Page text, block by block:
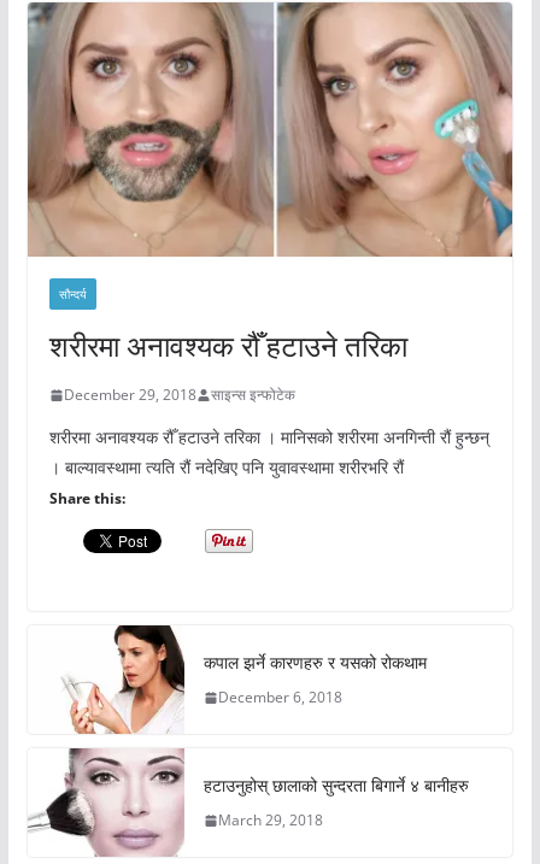
सौन्दर्य
शरीरमा अनावश्यक रौँ हटाउने तरिका
December 29, 2018 साइन्स इन्फोटेक
शरीरमा अनावश्यक रौँ हटाउने तरिका । मानिसको शरीरमा अनगिन्ती रौं हुन्छन्
। बाल्यावस्थामा त्यति रौं नदेखिए पनि युवावस्थामा शरीरभरि रौं
Share this:
कपाल झर्ने कारणहरु र यसको रोकथाम
December 6, 2018
हटाउनुहोस् छालाको सुन्दरता बिगार्ने ४ बानीहरु
March 29, 2018